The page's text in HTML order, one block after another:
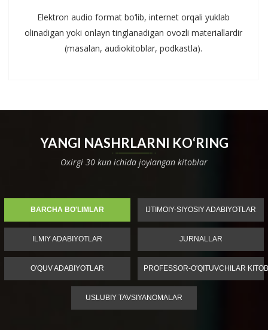
Elektron audio format bo‘lib, internet orqali yuklab
olinadigan yoki onlayn tinglanadigan ovozli materiallardir
(masalan, audiokitoblar, podkastla).
YANGI NASHRLARNI KO‘RING
Oxirgi 30 kun ichida joylangan kitoblar
BARCHA BO'LIMLAR IJTIMOIY-SIYOSIY ADABIYOTLAR
ILMIY ADABIYOTLAR JURNALLAR
O'QUV ADABIYOTLAR PROFESSOR-O'QITUVCHILAR
USLUBIY TAVSIYANOMALAR